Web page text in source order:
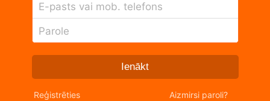
E-pasts vai mob. telefons
Parole
Ienākt
Reģistrēties Aizmirsi paroli?